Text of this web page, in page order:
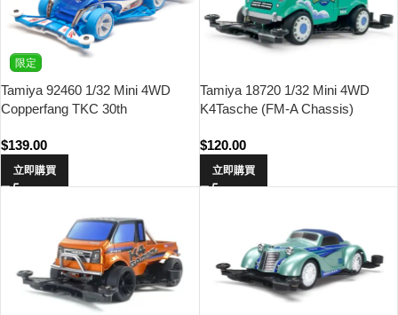
限定
Tamiya 92460 1/32 Mini 4WD
Copperfang TKC 30th
Chassis)
$139.00
立即購買
Tamiya 18720 1/32 Mini 4WD
K4Tasche (FM-A Chassis)
$120.00
立即購買